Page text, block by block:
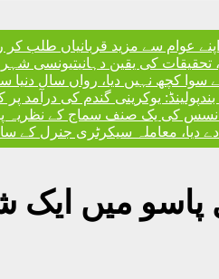
عوام سے مزید قربانیاں طلب کر
کی یقین دہانیتیونسی شہری رضا بن
سوا کچھ نہیں دیا، رواں سال
پولینڈ: یوکرینی گندم کی درآمد
کی یک صنف سماج کے نظریہ پر
معاملہ سیکرٹری جنرل کے